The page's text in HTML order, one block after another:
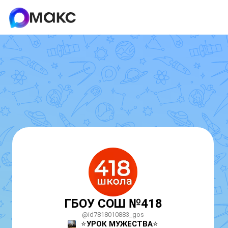
ГБОУ СОШ №418
@id7818010883_gos
⭐️УРОК МУЖЕСТВА⭐️